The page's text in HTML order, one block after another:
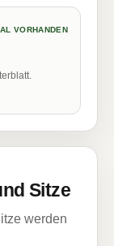
VORHANDEN
Sitze
werden